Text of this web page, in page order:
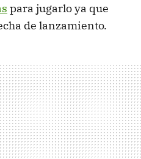
para jugarlo ya que
de lanzamiento.